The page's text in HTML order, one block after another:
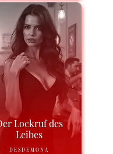
Lockruf des
Leibes
DESDEMONA